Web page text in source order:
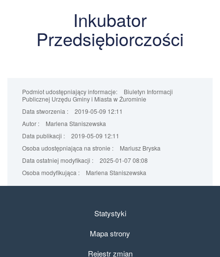
Inkubator
Przedsiębiorczości
Podmiot udostępniający informacje:
Biuletyn Informacji
Publicznej Urzędu Gminy i Miasta w Żurominie
Data stworzenia :
2019-05-09 12:11
Autor :
Marlena Staniszewska
Data publikacji :
2019-05-09 12:11
Osoba udostępniająca na stronie :
Mariusz Bryska
Data ostatniej modyfikacji :
2025-01-07 08:08
Osoba modyfikująca :
Marlena Staniszewska
Statystyki
Mapa strony
Rejestr zmian